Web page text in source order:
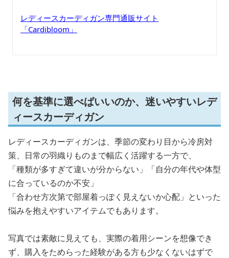
レディースカーディガン専門通販サイト
「Cardibloom」
何を基準に選べばいいのか、迷いやすいレデ
ィースカーディガン
レディースカーディガンは、季節の変わり目から冷房対
策、日常の羽織りものまで幅広く活躍する一方で、
「種類が多すぎて違いが分からない」「自分の年代や体型
に合っているのか不安」
「合わせ方次第で部屋着っぽく見えないか心配」といった
悩みを抱えやすいアイテムでもあります。
写真では素敵に見えても、実際の着用シーンを想像でき
ず、購入をためらった経験がある方も少なくないはずで